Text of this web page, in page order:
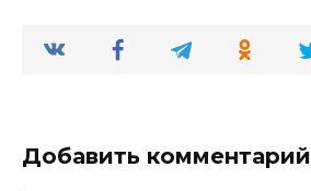
Добавить комментарий